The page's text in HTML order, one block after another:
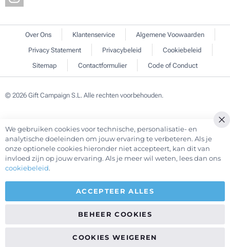
Over Ons Klantenservice
Algemene Voowaarden
Privacy Statement
Privacybeleid
Cookiebeleid
Sitemap
Contactformulier Code of Conduct
© 2026 Gift Campaign S.L. Alle rechten voorbehouden.
We gebruiken cookies voor technische, personalisatie- en
analytische doeleinden om jouw ervaring te verbeteren. Als je
onze optionele cookies hieronder niet accepteert, kan dit van
invloed zijn op jouw ervaring. Als je meer wil weten, lees dan ons
cookiebeleid.
ACCEPTEER ALLES
BEHEER COOKIES
COOKIES WEIGEREN